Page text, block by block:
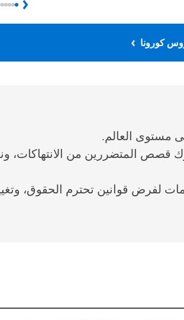
Previous
كورونا
مستوى العالم.
قصص المتضررين من الانتهاكات،
لفرض قوانين تحترم الحقوق،